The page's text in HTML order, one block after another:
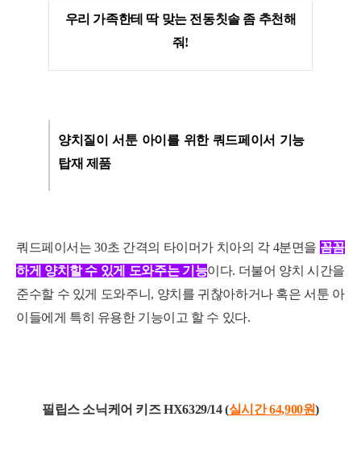
우리 가족한테 딱 맞는 전동칫솔 좀 추천해
줘!
양치질이 서툰 아이를 위한 쿼드페이서 기능
탑재 제품
쿼드페이서는 30초 간격의 타이머가 치아의 각 4분면을 꼼꼼
하게 양치할 수 있게 도와주는 기능이다. 더불어 양치 시간을
준수할 수 있게 도와주니, 양치를 귀찮아하거나 혹은 서툰 아
이들에게 특히 유용한 기능이고 할 수 있다.
필립스 소닉케어 키즈 HX6329/14 (실시간 64,900원)